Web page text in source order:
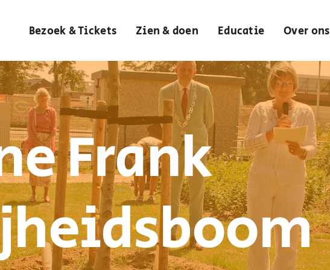
Bezoek & Tickets Zien & doen Educatie Over ons
Frank